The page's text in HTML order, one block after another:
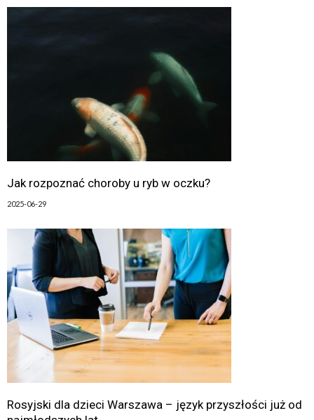
Jak rozpoznać choroby u ryb w oczku?
2025-06-29
Rosyjski dla dzieci Warszawa – język przyszłości już od